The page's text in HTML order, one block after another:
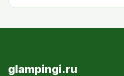
glampingi.ru